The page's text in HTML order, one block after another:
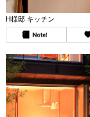
H様邸 キッチン